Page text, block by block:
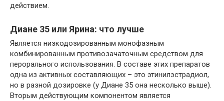
действием.
Диане 35 или Ярина: что лучше
Является низкодозированным монофазным
комбинированным противозачаточным средством для
перорального использования. В составе этих препаратов
одна из активных составляющих – это этинилэстрадиол,
но в разной дозировке (у Диане 35 она несколько выше).
Вторым действующим компонентом является